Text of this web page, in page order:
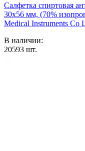
Салфетка спиртовая
30х56 мм, (70%
Medical Instruments
В наличии:
20593 шт.